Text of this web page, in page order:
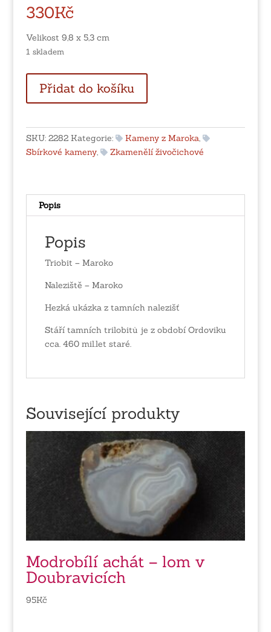
330Kč
Velikost 9,8 x 5,3 cm
1 skladem
Maroko
Přidat do košíku
SKU: 2282 Kategorie: Kameny z Maroka,
Sbírkové kameny, Zkamenělí živočichové
Popis
Popis
Triobit – Maroko
Naleziště – Maroko
Hezká ukázka z tamních nalezišť
Stáří tamních trilobitů je z období Ordoviku
cca. 460 mil.let staré.
Související produkty
Modrobílí achát – lom v
Doubravicích
95Kč